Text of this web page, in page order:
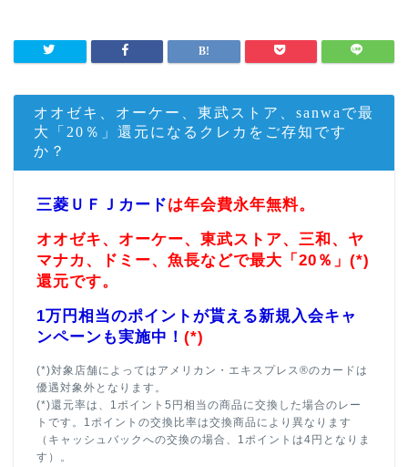
オオゼキ、オーケー、東武ストア、sanwaで最
大「20％」還元になるクレカをご存知です
か？
三菱ＵＦＪカードは年会費永年無料。
オオゼキ、オーケー、東武ストア、三和、ヤ
マナカ、ドミー、魚長などで最大「20％」(*)
還元です。
1万円相当のポイントが貰える新規入会キャ
ンペーンも実施中！ (*)
(*)対象店舗によってはアメリカン・エキスプレス®のカードは
優遇対象外となります。
(*)還元率は、1ポイント5円相当の商品に交換した場合のレー
トです。1ポイントの交換比率は交換商品により異なります
（キャッシュバックへの交換の場合、1ポイントは4円となりま
す）。